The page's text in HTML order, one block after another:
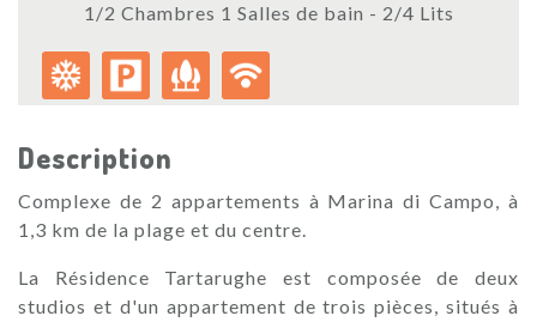
1/2 Chambres 1 Salles de bain - 2/4 Lits
Description
Complexe de 2 appartements à Marina di Campo, à
1,3 km de la plage et du centre.
La Résidence Tartarughe est composée de deux
studios et d'un appartement de trois pièces, situés à